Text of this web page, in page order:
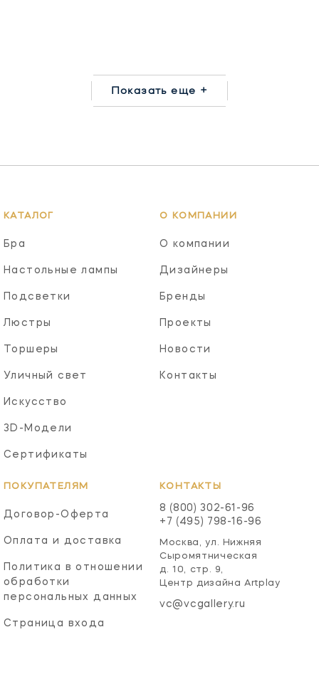
Показать еще +
КАТАЛОГ
Бра
Настольные лампы
Подсветки
Люстры
Торшеры
Уличный свет
Искусство
3D-Модели
Сертификаты
О КОМПАНИИ
О компании
Дизайнеры
Бренды
Проекты
Новости
Контакты
ПОКУПАТЕЛЯМ
Договор-Оферта
Оплата и доставка
Политика в отношении
обработки
персональных данных
Страница входа
КОНТАКТЫ
8 (800) 302-61-96
+7 (495) 798-16-96
Москва, ул. Нижняя
Сыромятническая
д. 10, стр. 9,
Центр дизайна Artplay
vc@vcgallery.ru